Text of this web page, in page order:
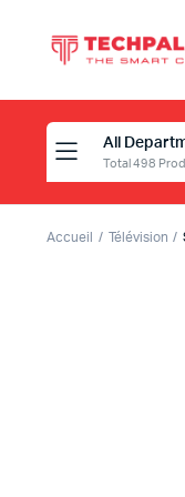
All
Total 498
Accueil Télévision